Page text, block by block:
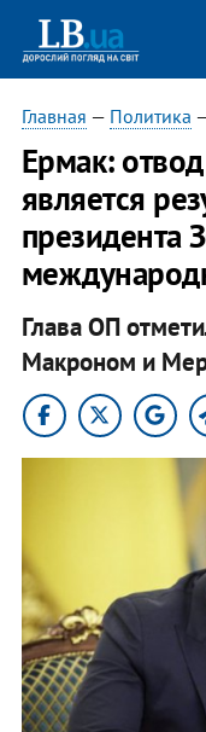
Главная — Политика
Ермак:
является
президента
Глава ОП
Макроном и